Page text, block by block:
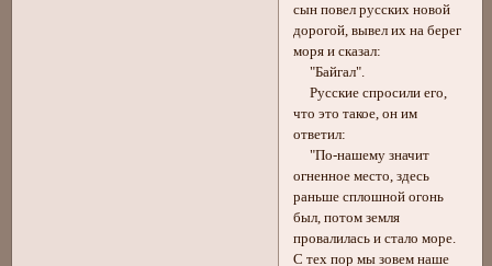
сын повел русских новой
дорогой, вывел их на берег
моря и сказал:
"Байгал".
Русские спросили его,
что это такое, он им
ответил:
"По-нашему значит
огненное место, здесь
раньше сплошной огонь
был, потом земля
провалилась и стало море.
С тех пор мы зовем наше